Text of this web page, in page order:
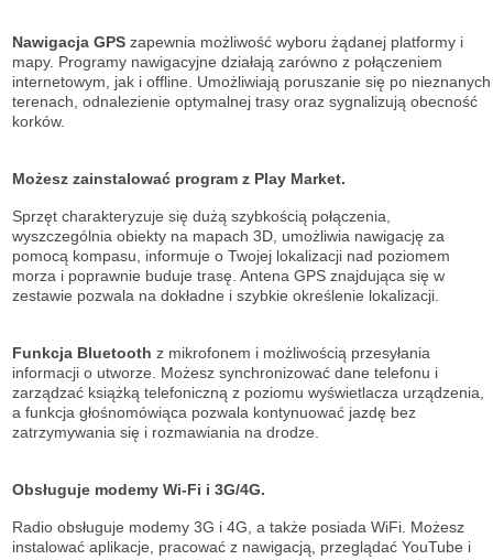
Nawigacja GPS zapewnia możliwość wyboru żądanej platformy i
mapy. Programy nawigacyjne działają zarówno z połączeniem
internetowym, jak i offline. Umożliwiają poruszanie się po nieznanych
terenach, odnalezienie optymalnej trasy oraz sygnalizują obecność
korków.
Możesz zainstalować program z Play Market.
Sprzęt charakteryzuje się dużą szybkością połączenia,
wyszczególnia obiekty na mapach 3D, umożliwia nawigację za
pomocą kompasu, informuje o Twojej lokalizacji nad poziomem
morza i poprawnie buduje trasę. Antena GPS znajdująca się w
zestawie pozwala na dokładne i szybkie określenie lokalizacji.
Funkcja Bluetooth z mikrofonem i możliwością przesyłania
informacji o utworze. Możesz synchronizować dane telefonu i
zarządzać książką telefoniczną z poziomu wyświetlacza urządzenia,
a funkcja głośnomówiąca pozwala kontynuować jazdę bez
zatrzymywania się i rozmawiania na drodze.
Obsługuje modemy Wi-Fi i 3G/4G.
Radio obsługuje modemy 3G i 4G, a także posiada WiFi. Możesz
instalować aplikacje, pracować z nawigacją, przeglądać YouTube i